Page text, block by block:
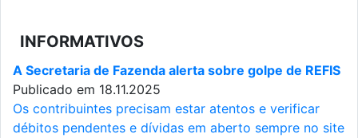
INFORMATIVOS
A Secretaria de Fazenda alerta sobre golpe de REFIS
Publicado em 18.11.2025
Os contribuintes precisam estar atentos e verificar
débitos pendentes e dívidas em aberto sempre no site